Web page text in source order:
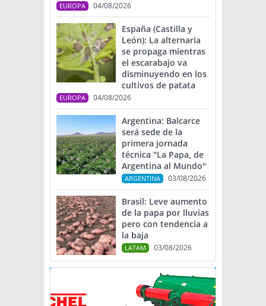
EUROPA 04/08/2026
España (Castilla y
León): La alternaria
se propaga mientras
el escarabajo va
disminuyendo en los
cultivos de patata
EUROPA 04/08/2026
Argentina: Balcarce
será sede de la
primera jornada
técnica "La Papa, de
Argentina al Mundo"
ARGENTINA 03/08/2026
Brasil: Leve aumento
de la papa por lluvias
pero con tendencia a
la baja
LATAM 03/08/2026